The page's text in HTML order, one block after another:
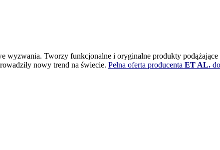
wyzwania. Tworzy funkcjonalne i oryginalne produkty
nowy trend na świecie. Pełna oferta producenta ET AL.